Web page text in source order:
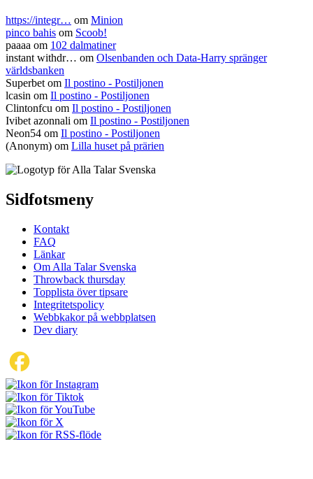
https://integr… om Minion
pinco bahis om Scoob!
paaaa om 102 dalmatiner
instant withdr… om Olsenbanden och Data-Harry spränger
världsbanken
Superbet om Il postino - Postiljonen
lcasin om Il postino - Postiljonen
Clintonfcu om Il postino - Postiljonen
Ivibet azonnali om Il postino - Postiljonen
Neon54 om Il postino - Postiljonen
(Anonym) om Lilla huset på prärien
Sidfotsmeny
Kontakt
FAQ
Länkar
Om Alla Talar Svenska
Throwback thursday
Topplista över tipsare
Integritetspolicy
Webbkakor på webbplatsen
Dev diary